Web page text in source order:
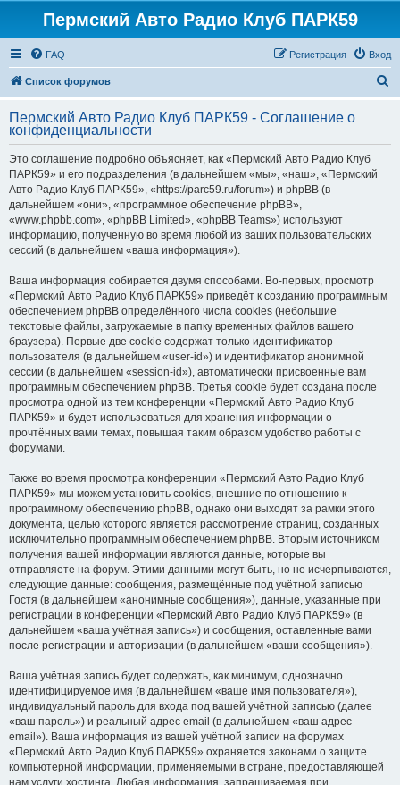
Пермский Авто Радио Клуб ПАРК59
FAQ Вход
Регистрация
Список форумов
с
Пермский Авто Радио Клуб ПАРК59 - Соглашение о
конфиденциальности
Это соглашение подробно объясняет, как «Пермский Авто Радио Клуб
ПАРК59» и его подразделения (в дальнейшем «мы», «наш», «Пермский
Авто Радио Клуб ПАРК59», «https://parc59.ru/forum») и phpBB (в
дальнейшем «они», «программное обеспечение phpBB»,
«www.phpbb.com», «phpBB Limited», «phpBB Teams») используют
информацию, полученную во время любой из ваших пользовательских
сессий (в дальнейшем «ваша информация»).
Ваша информация собирается двумя способами. Во-первых, просмотр
«Пермский Авто Радио Клуб ПАРК59» приведёт к созданию программным
обеспечением phpBB определённого числа cookies (небольшие
текстовые файлы, загружаемые в папку временных файлов вашего
браузера). Первые две cookie содержат только идентификатор
пользователя (в дальнейшем «user-id») и идентификатор анонимной
сессии (в дальнейшем «session-id»), автоматически присвоенные вам
программным обеспечением phpBB. Третья cookie будет создана после
просмотра одной из тем конференции «Пермский Авто Радио Клуб
ПАРК59» и будет использоваться для хранения информации о
прочтённых вами темах, повышая таким образом удобство работы с
форумами.
Также во время просмотра конференции «Пермский Авто Радио Клуб
ПАРК59» мы можем установить cookies, внешние по отношению к
программному обеспечению phpBB, однако они выходят за рамки этого
документа, целью которого является рассмотрение страниц, созданных
исключительно программным обеспечением phpBB. Вторым источником
получения вашей информации являются данные, которые вы
отправляете на форум. Этими данными могут быть, но не исчерпываются,
следующие данные: сообщения, размещённые под учётной записью
Гостя (в дальнейшем «анонимные сообщения»), данные, указанные при
регистрации в конференции «Пермский Авто Радио Клуб ПАРК59» (в
дальнейшем «ваша учётная запись») и сообщения, оставленные вами
после регистрации и авторизации (в дальнейшем «ваши сообщения»).
Ваша учётная запись будет содержать, как минимум, однозначно
идентифицируемое имя (в дальнейшем «ваше имя пользователя»),
индивидуальный пароль для входа под вашей учётной записью (далее
«ваш пароль») и реальный адрес email (в дальнейшем «ваш адрес
email»). Ваша информация из вашей учётной записи на форумах
«Пермский Авто Радио Клуб ПАРК59» охраняется законами о защите
компьютерной информации, применяемыми в стране, предоставляющей
нам услуги хостинга. Любая информация, запрашиваемая при